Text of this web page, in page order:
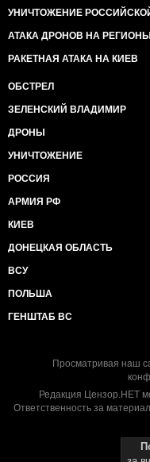
УНИЧТОЖЕНИЕ
АТАКА ДРОНОВ НА
РАКЕТНАЯ АТАКА НА КИЕВ
ОБСТРЕЛ
ЗЕЛЕНСКИЙ ВЛАДИМИР
ДРОНЫ
УНИЧТОЖЕНИЕ
РОССИЯ
АРМИЯ РФ
КИЕВ
ДОНЕЦКАЯ ОБЛАСТЬ
ВСУ
ПОЛЬША
ГЕНШТАБ ВС
Просматривая наш
Редакция Цензор.НЕТ
Ответственность за